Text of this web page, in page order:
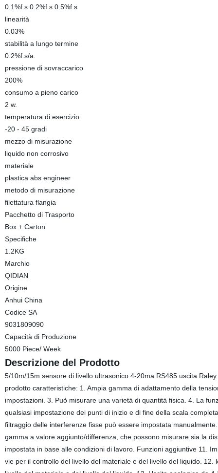
0.1%f.s 0.2%f.s 0.5%f.s
linearità
0.03%
stabilità a lungo termine
0.2%f.s/a.
pressione di sovraccarico
200%
consumo a pieno carico
2 w.
temperatura di esercizio
-20 - 45 gradi
mezzo di misurazione
liquido non corrosivo
materiale
plastica abs engineer
metodo di misurazione
filettatura flangia
Pacchetto di Trasporto
Box + Carton
Specifiche
1.2KG
Marchio
QIDIAN
Origine
Anhui China
Codice SA
9031809090
Capacità di Produzione
5000 Piece/ Week
Descrizione del Prodotto
5/10m/15m sensore di livello ultrasonico 4-20ma RS485 uscita
prodotto caratteristiche: 1. Ampia gamma di adattamento della
impostazioni. 3. Può misurare una varietà di quantità fisica. 4. La
qualsiasi impostazione dei punti di inizio e di fine della scala
filtraggio delle interferenze fisse può essere impostata
gamma a valore aggiunto/differenza, che possono misurare sia la
impostata in base alle condizioni di lavoro. Funzioni aggiuntive 11.
vie per il controllo del livello del materiale e del livello del liquido.